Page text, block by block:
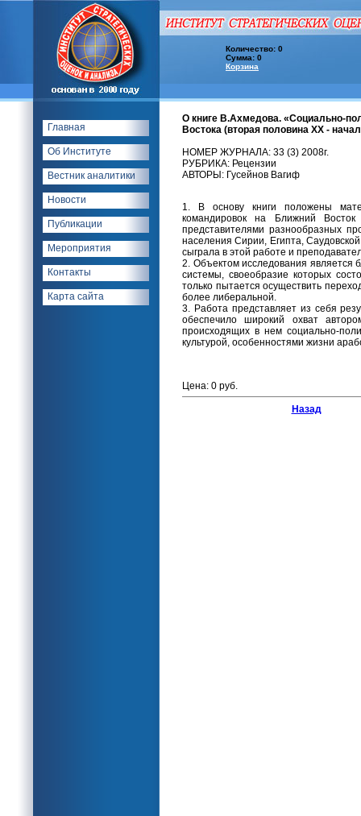
Количество: 0
Сумма: 0
Корзина
Главная
Об Институте
Вестник аналитики
Новости
Публикации
Мероприятия
Контакты
Карта сайта
О книге В.Ахмедова. «Социально-
Востока (вторая половина XX -
НОМЕР ЖУРНАЛА: 33 (3) 2008г.
РУБРИКА: Рецензии
АВТОРЫ: Гусейнов Вагиф
1. В основу книги положены
командировок на Ближний
представителями разнообразных
населения Сирии, Египта,
сыграла в этой работе и
2. Объектом исследования является
системы, своеобразие которых
только пытается осуществить
более либеральной.
3. Работа представляет из себя
обеспечило широкий охват
происходящих в нем социально-
культурой, особенностями жизни
Цена: 0 руб.
Назад